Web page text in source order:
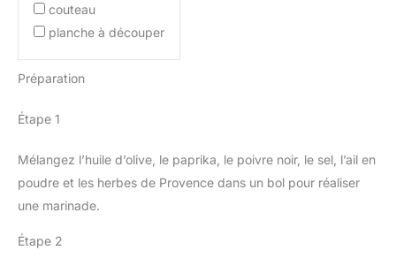
couteau
planche à découper
Préparation
Étape 1
Mélangez l’huile d’olive, le paprika, le poivre noir, le sel, l’ail en
poudre et les herbes de Provence dans un bol pour réaliser
une marinade.
Étape 2